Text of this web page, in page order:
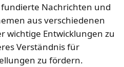
Nachrichten und
aus verschiedenen
wichtige Entwicklungen zu
Verständnis für
zu fördern.